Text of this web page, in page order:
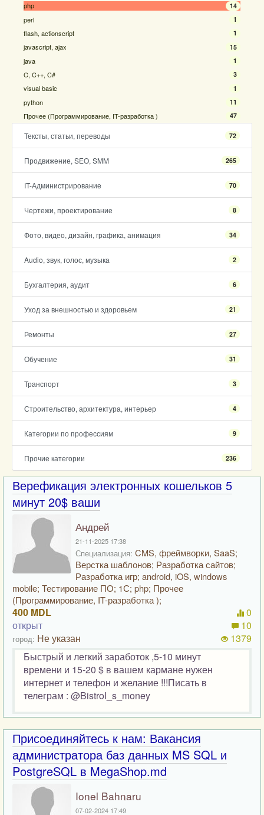
php 14
perl 1
flash, actionscript 1
javascript, ajax 15
java 1
C, C++, C# 3
visual basic 1
python 11
Прочее (Программирование, IT-разработка ) 47
Тексты, статьи, переводы 72
Продвижение, SEO, SMM 265
IT-Администрирование 70
Чертежи, проектирование 8
Фото, видео, дизайн, графика, анимация 34
Audio, звук, голос, музыка 2
Бухгалтерия, аудит 6
Уход за внешностью и здоровьем 21
Ремонты 27
Обучение 31
Транспорт 3
Строительство, архитектура, интерьер 4
Категории по профессиям 9
Прочие категории 236
Верефикация электронных кошельков 5
минут 20$ ваши
Андрей
21-11-2025 17:38
Специализация: CMS, фреймворки, SaaS;
Верстка шаблонов; Разработка сайтов;
Разработка игр; android, iOS, windows
mobile; Тестирование ПО; 1С; php; Прочее
(Программирование, IT-разработка );
400 MDL
открыт
город: Не указан
0
10
1379
Быстрый и легкий заработок ,5-10 минут
времени и 15-20 $ в вашем кармане нужен
интернет и телефон и желание !!!Писать в
телеграм : @BistroI_s_money
Присоединяйтесь к нам: Вакансия
администратора баз данных MS SQL и
PostgreSQL в MegaShop.md
Ionel Bahnaru
07-02-2024 17:49